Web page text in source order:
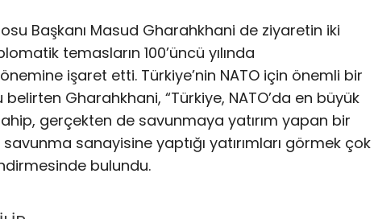
Başkanı Masud Gharahkhani de ziyaretin iki
temasların 100’üncü yılında
işaret etti. Türkiye’nin NATO için önemli bir
Gharahkhani, “Türkiye, NATO’da en büyük
gerçekten de savunmaya yatırım yapan bir
savunma sanayisine yaptığı yatırımları görmek çok
bulundu.